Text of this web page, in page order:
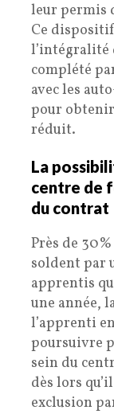
leur permis
Ce
l’intégralité
complété
avec les
pour
réduit.
La
centre de
du contrat
Près de
soldent par
apprentis
une année,
l’apprenti
poursuivre
sein du
dès lors
exclusion